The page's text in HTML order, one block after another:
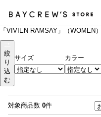
「VIVIEN RAMSAY」（WOMEN）
絞
り
込
む
サイズ カラー
対象商品数 0件